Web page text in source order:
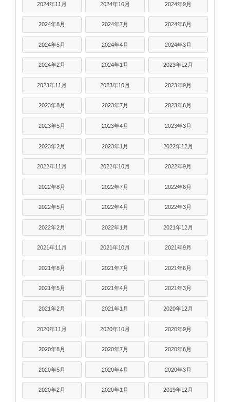
2024年11月 2024年10月 2024年9月
2024年8月 2024年7月 2024年6月
2024年5月 2024年4月 2024年3月
2024年2月 2024年1月 2023年12月
2023年11月 2023年10月 2023年9月
2023年8月 2023年7月 2023年6月
2023年5月 2023年4月 2023年3月
2023年2月 2023年1月 2022年12月
2022年11月 2022年10月 2022年9月
2022年8月 2022年7月 2022年6月
2022年5月 2022年4月 2022年3月
2022年2月 2022年1月 2021年12月
2021年11月 2021年10月 2021年9月
2021年8月 2021年7月 2021年6月
2021年5月 2021年4月 2021年3月
2021年2月 2021年1月 2020年12月
2020年11月 2020年10月 2020年9月
2020年8月 2020年7月 2020年6月
2020年5月 2020年4月 2020年3月
2020年2月 2020年1月 2019年12月